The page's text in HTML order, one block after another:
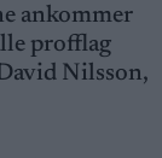
ankommer
profflag
Nilsson,